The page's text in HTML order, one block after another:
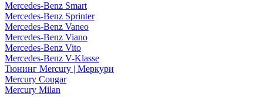
Mercedes-Benz Smart
Mercedes-Benz Sprinter
Mercedes-Benz Vaneo
Mercedes-Benz Viano
Mercedes-Benz Vito
Mercedes-Benz V-Klasse
Тюнинг Mercury | Меркури
Mercury Cougar
Mercury Milan